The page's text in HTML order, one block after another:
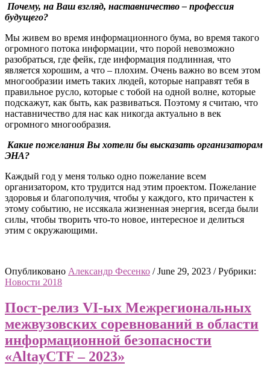
Почему, на Ваш взгляд, наставничество – профессия
будущего?
Мы живем во время информационного бума, во время такого
огромного потока информации, что порой невозможно
разобраться, где фейк, где информация подлинная, что
является хорошим, а что – плохим. Очень важно во всем этом
многообразии иметь таких людей, которые направят тебя в
правильное русло, которые с тобой на одной волне, которые
подскажут, как быть, как развиваться. Поэтому я считаю, что
наставничество для нас как никогда актуально в век
огромного многообразия.
Какие пожелания Вы хотели бы высказать организаторам
ЭНА?
Каждый год у меня только одно пожелание всем
организатором, кто трудится над этим проектом. Пожелание
здоровья и благополучия, чтобы у каждого, кто причастен к
этому событию, не иссякала жизненная энергия, всегда были
силы, чтобы творить что-то новое, интересное и делиться
этим с окружающими.
Опубликовано Александр Фесенко / June 29, 2023 / Рубрики:
Новости 2018
Пост-релиз VI-ых Межрегиональных
межвузовских соревнований в области
информационной безопасности
«AltayCTF – 2023»